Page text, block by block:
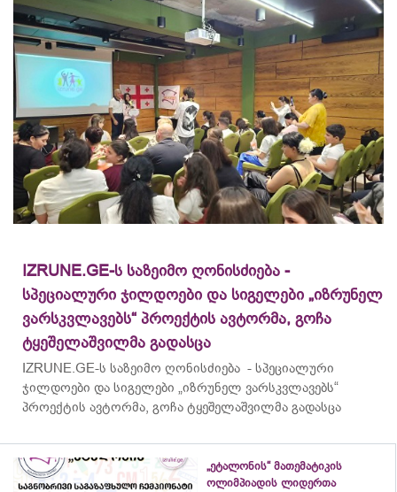
IZRUNE.GE-ს საზეიმო ღონისძიება -
სპეციალური ჯილდოები და სიგელები „იზრუნელ
ვარსკვლავებს“ პროექტის ავტორმა, გოჩა
ტყეშელაშვილმა გადასცა
IZRUNE.GE-ს საზეიმო ღონისძიება - სპეციალური
ჯილდოები და სიგელები „იზრუნელ ვარსკვლავებს“
პროექტის ავტორმა, გოჩა ტყეშელაშვილმა გადასცა
„ეტალონის“ მათემატიკის
ოლიმპიადის ლიდერთა